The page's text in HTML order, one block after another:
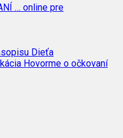
… online pre
Dieťa
Hovorme o očkovaní